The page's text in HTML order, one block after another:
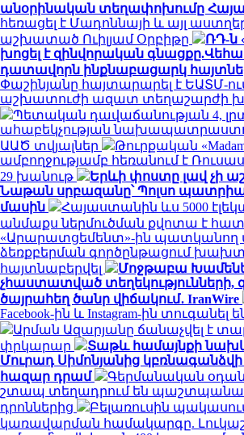
անօրինական տեղափոխումը
հեռացել է Մադոննայի և այլ
աշխատած Ուիլյամ Օրբիթը
ՌԴ-ն
խոցել է զինվորական
դատավորն ինքնաբացարկ
Փաշինյանը հայտարարել է ԵԱՏՄ-
աշխատուժի ազատ տեղաշարժի
Պետական դավաճանության 4,
ահաբեկչության
ԱԱԾ տվյալներ
Թուրքական
ամբողջությամբ հեռանում է
29 խանութ
Երևի փոստը լավ չի
Նաթան սրբազանը՝ Պոլսո
մասին
Հայաստանին ևս 5000
անմաքս ներմուծման քվոտա է
«Արարատցեմենտ»-ին պատկանող
ձեռքբերման գործընթացում
հայտնաբերվել
Մոջթաբա
չհաստատված տեղեկությունների,
ծայրահեղ ծանր վիճակում․ IranWire
Facebook-ին և Instagram-ին տուգանել
Արման Ազարյանը ճանաչվել է
փրկարար
Տաթև համայնքի
Մուրադ Սիմոնյանից կբռնագանձվի
հազար դրամ
Գերմանական
շտապ տեղադրում են
դրոններից
Բելառուսին
կառավարման համակարգը.